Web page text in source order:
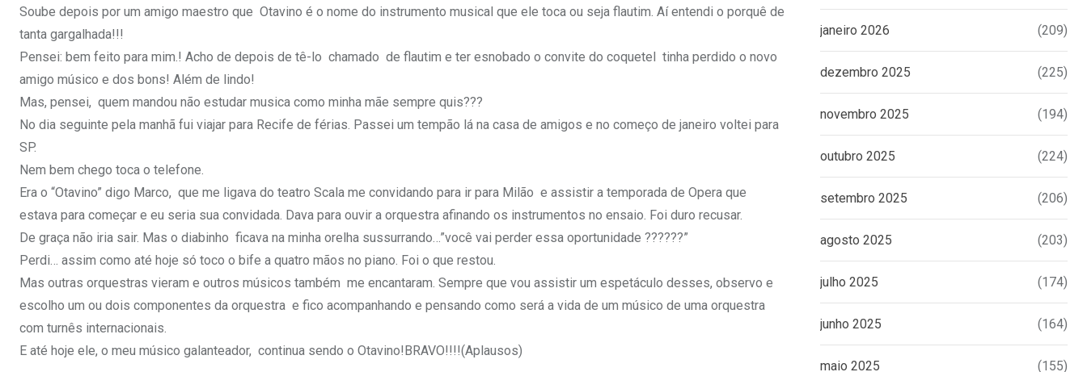
Soube depois por um amigo maestro que Otavino é o nome do instrumento musical que ele toca ou seja flautim. Aí entendi o porquê de
tanta gargalhada!!!
Pensei: bem feito para mim.! Acho de depois de tê-lo chamado de flautim e ter esnobado o convite do coquetel tinha perdido o novo
amigo músico e dos bons! Além de lindo!
Mas, pensei, quem mandou não estudar musica como minha mãe sempre quis???
No dia seguinte pela manhã fui viajar para Recife de férias. Passei um tempão lá na casa de amigos e no começo de janeiro voltei para
SP.
Nem bem chego toca o telefone.
Era o “Otavino” digo Marco, que me ligava do teatro Scala me convidando para ir para Milão e assistir a temporada de Opera que
estava para começar e eu seria sua convidada. Dava para ouvir a orquestra afinando os instrumentos no ensaio. Foi duro recusar.
De graça não iria sair. Mas o diabinho ficava na minha orelha sussurrando…”você vai perder essa oportunidade ??????”
Perdi… assim como até hoje só toco o bife a quatro mãos no piano. Foi o que restou.
Mas outras orquestras vieram e outros músicos também me encantaram. Sempre que vou assistir um espetáculo desses, observo e
escolho um ou dois componentes da orquestra e fico acompanhando e pensando como será a vida de um músico de uma orquestra
com turnês internacionais.
E até hoje ele, o meu músico galanteador, continua sendo o Otavino!BRAVO!!!!(Aplausos)
janeiro 2026 (209)
dezembro 2025 (225)
novembro 2025 (194)
outubro 2025 (224)
setembro 2025 (206)
agosto 2025 (203)
julho 2025 (174)
junho 2025 (164)
maio 2025 (155)